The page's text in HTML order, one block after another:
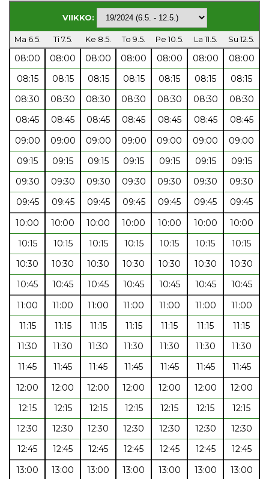
VIIKKO:
Ma 6.5. Ti 7.5. Ke 8.5. To 9.5. Pe 10.5. La 11.5. Su 12.5.
08:00 08:00 08:00 08:00 08:00 08:00
08:00
08:15
08:15 08:15 08:15 08:15 08:15
08:15
08:30
08:30 08:30 08:30 08:30 08:30
08:30
08:45
08:45 08:45 08:45 08:45 08:45
08:45
09:00
09:00 09:00 09:00 09:00 09:00
09:00
09:15
09:15 09:15 09:15 09:15 09:15
09:15
09:30
09:30 09:30 09:30 09:30 09:30
09:30
09:45
09:45 09:45 09:45 09:45 09:45
09:45
10:00
10:00 10:00 10:00 10:00 10:00
10:00
10:15
10:15 10:15 10:15 10:15 10:15
10:15
10:30
10:30 10:30 10:30 10:30 10:30
10:30
10:45
10:45 10:45 10:45 10:45 10:45
10:45
11:00
11:00 11:00 11:00 11:00 11:00
11:00
11:15
11:15 11:15 11:15 11:15 11:15
11:15
11:30
11:30 11:30 11:30 11:30 11:30
11:30
11:45
11:45 11:45 11:45 11:45 11:45
11:45
12:00
12:00 12:00 12:00 12:00 12:00
12:00
12:15
12:15 12:15 12:15 12:15 12:15
12:15
12:30
12:30 12:30 12:30 12:30 12:30
12:30
12:45
12:45 12:45 12:45 12:45 12:45
12:45
13:00
13:00 13:00 13:00 13:00 13:00
13:00